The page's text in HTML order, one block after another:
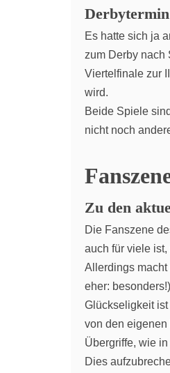
Es hatte sich ja
zum Derby nach
Viertelfinale zur
wird.
Beide Spiele
nicht noch
Zu den
Die Fanszene
auch für viele
Allerdings
eher:
Glückseligkeit
von den
Übergriffe, wie
Dies